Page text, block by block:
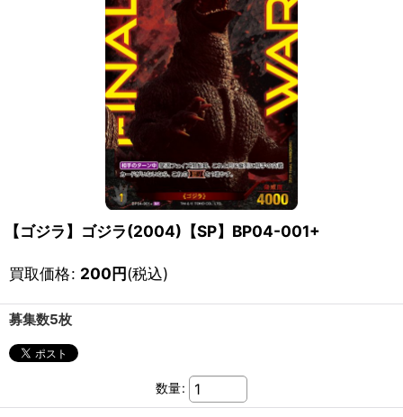
【ゴジラ】ゴジラ(2004)【SP】BP04-001+
買取価格: 200円(税込)
募集数5枚
数量: